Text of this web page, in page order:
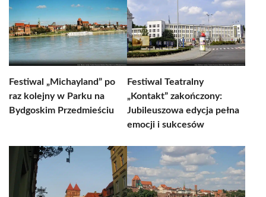
Festiwal „Michayland” po
raz kolejny w Parku na
Bydgoskim Przedmieściu
Festiwal Teatralny
„Kontakt” zakończony:
Jubileuszowa edycja pełna
emocji i sukcesów